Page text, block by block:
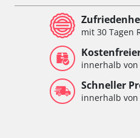
mit 30 Tagen
innerhalb
Schneller
innerhalb von